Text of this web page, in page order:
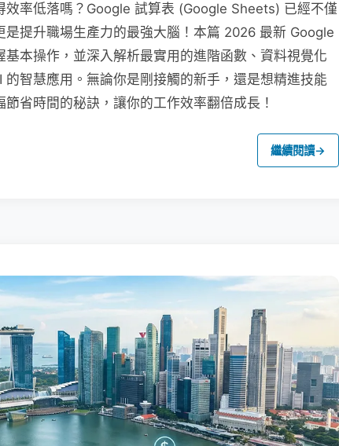
效率低落嗎？Google 試算表 (Google Sheets) 已經不僅
提升職場生產力的最強大腦！本篇 2026 最新 Google
本操作，並深入解析最實用的進階函數、資料視覺化
智慧應用。無論你是剛接觸的新手，還是想精進技能
省時間的秘訣，讓你的工作效率翻倍成長！
繼續閱讀→